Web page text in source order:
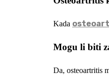
Kada
Mogu li biti
Da, osteoartritis